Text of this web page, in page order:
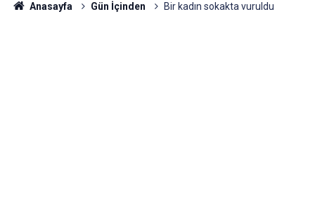
Anasayfa Gün İçinden Bir kadın sokakta vuruldu